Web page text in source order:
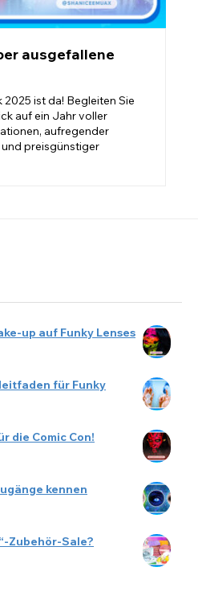
up auf Funky Lenses
für Funky
die Comic Con!
kennen
Zubehör-Sale?
ausgefallene
ist da! Begleiten Sie
auf ein Jahr voller
aufregender
preisgünstiger